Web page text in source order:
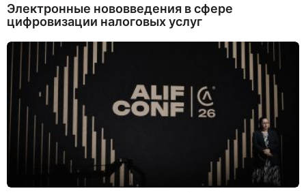
Электронные нововведения в сфере
цифровизации налоговых услуг